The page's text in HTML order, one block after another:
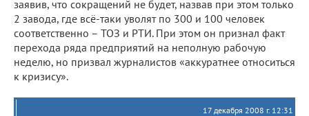
заявив, что сокращений не будет, назвав при этом только
2 завода, где всё-таки уволят по 300 и 100 человек
соответственно – ТОЗ и РТИ. При этом он признал факт
перехода ряда предприятий на неполную рабочую
неделю, но призвал журналистов «аккуратнее относиться
к кризису».
17 декабря 2008 г. 12:31